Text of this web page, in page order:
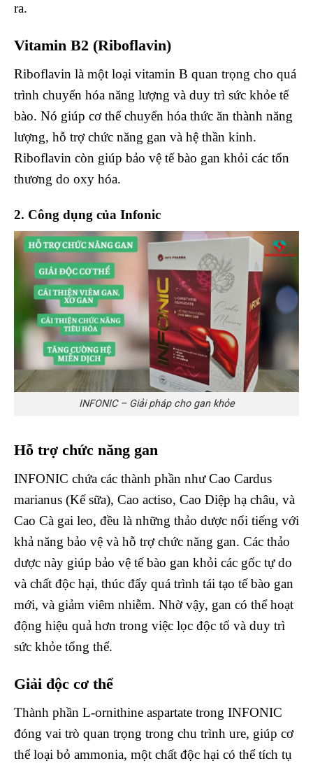
ra.
Vitamin B2 (Riboflavin)
Riboflavin là một loại vitamin B quan trọng cho quá
trình chuyển hóa năng lượng và duy trì sức khỏe tế
bào. Nó giúp cơ thể chuyển hóa thức ăn thành năng
lượng, hỗ trợ chức năng gan và hệ thần kinh.
Riboflavin còn giúp bảo vệ tế bào gan khỏi các tổn
thương do oxy hóa.
2. Công dụng của Infonic
INFONIC – Giải pháp cho gan khỏe
Hỗ trợ chức năng gan
INFONIC chứa các thành phần như Cao Cardus
marianus (Kế sữa), Cao actiso, Cao Diệp hạ châu, và
Cao Cà gai leo, đều là những thảo dược nổi tiếng với
khả năng bảo vệ và hỗ trợ chức năng gan. Các thảo
dược này giúp bảo vệ tế bào gan khỏi các gốc tự do
và chất độc hại, thúc đẩy quá trình tái tạo tế bào gan
mới, và giảm viêm nhiễm. Nhờ vậy, gan có thể hoạt
động hiệu quả hơn trong việc lọc độc tố và duy trì
sức khỏe tổng thể.
Giải độc cơ thể
Thành phần L-ornithine aspartate trong INFONIC
đóng vai trò quan trọng trong chu trình ure, giúp cơ
thể loại bỏ ammonia, một chất độc hại có thể tích tụ